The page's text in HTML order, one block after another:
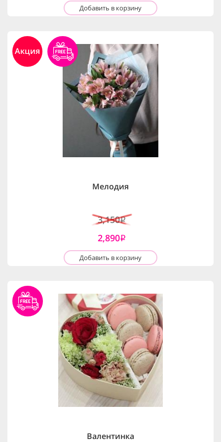
Добавить в корзину
Акция
Мелодия
3,150i
2,890i
Добавить в корзину
Валентинка